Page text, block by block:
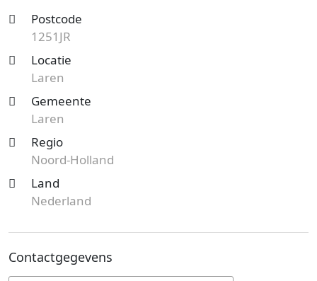
Postcode
1251JR
Locatie
Laren
Gemeente
Laren
Regio
Noord-Holland
Land
Nederland
Contactgegevens